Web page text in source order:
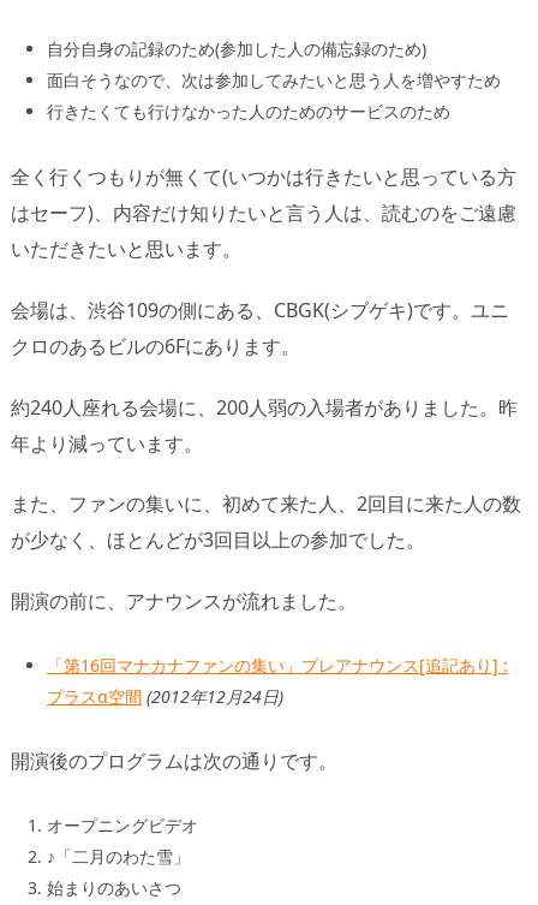
自分自身の記録のため(参加した人の備忘録のため)
面白そうなので、次は参加してみたいと思う人を増やすため
行きたくても行けなかった人のためのサービスのため
全く行くつもりが無くて(いつかは行きたいと思っている方
はセーフ)、内容だけ知りたいと言う人は、読むのをご遠慮
いただきたいと思います。
会場は、渋谷109の側にある、CBGK(シブゲキ)です。ユニ
クロのあるビルの6Fにあります。
約240人座れる会場に、200人弱の入場者がありました。昨
年より減っています。
また、ファンの集いに、初めて来た人、2回目に来た人の数
が少なく、ほとんどが3回目以上の参加でした。
開演の前に、アナウンスが流れました。
「第16回マナカナファンの集い」プレアナウンス[追記あり] :
プラスα空間 (2012年12月24日)
開演後のプログラムは次の通りです。
オープニングビデオ
♪「二月のわた雪」
始まりのあいさつ